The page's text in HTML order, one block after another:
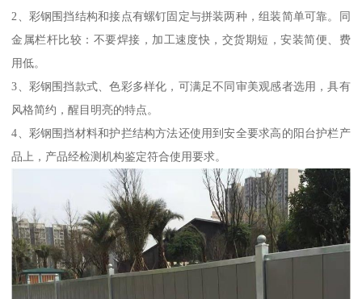
2、彩钢围挡结构和接点有螺钉固定与拼装两种，组装简单可靠。同
金属栏杆比较：不要焊接，加工速度快，交货期短，安装简便、费
用低。
3、彩钢围挡款式、色彩多样化，可满足不同审美观感者选用，具有
风格简约，醒目明亮的特点。
4、彩钢围挡材料和护拦结构方法还使用到安全要求高的阳台护栏产
品上，产品经检测机构鉴定符合使用要求。